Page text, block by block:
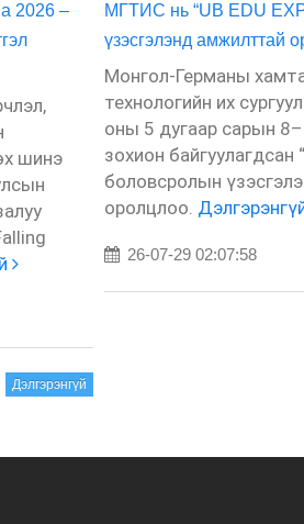
2026 –
шинэ
Дэлгэрэнгүй
МГТИС нь “UB EDU
үзэсгэлэнд амжилттай
Монгол-Германы
технологийн их
оны 5 дугаар сарын
зохион байгуулагдсан
боловсролын
оролцлоо.
26-07-29 02:07:58